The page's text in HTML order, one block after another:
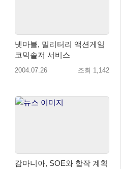
넷마블, 밀리터리 액션게임
코믹솔저 서비스
2004.07.26 조회 1,142
감마니아, SOE와 합작 계획